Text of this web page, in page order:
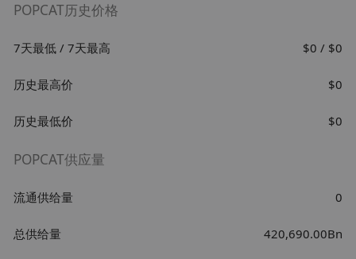
POPCAT历史价格
7天最低 / 7天最高 $0 / $0
历史最高价 $0
历史最低价 $0
POPCAT供应量
流通供给量 0
总供给量 420,690.00Bn